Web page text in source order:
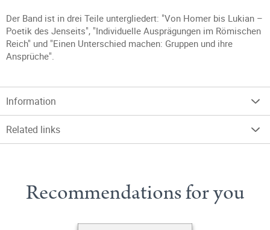
Der Band ist in drei Teile untergliedert: "Von Homer bis Lukian –
Poetik des Jenseits", "Individuelle Ausprägungen im Römischen
Reich" und "Einen Unterschied machen: Gruppen und ihre
Ansprüche".
Information
Related links
Recommendations for you